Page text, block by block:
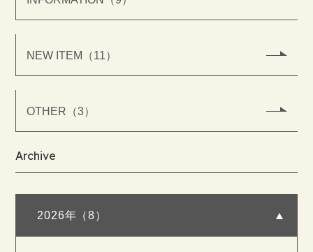
NEW ITEM（11）
OTHER（3）
Archive
2026年（8）